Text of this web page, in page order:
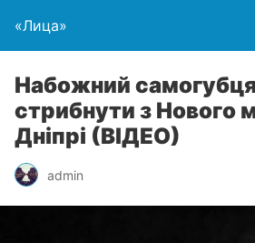
«Лица»
Набожний
стрибнути з Нового
Дніпрі (ВІДЕО)
admin